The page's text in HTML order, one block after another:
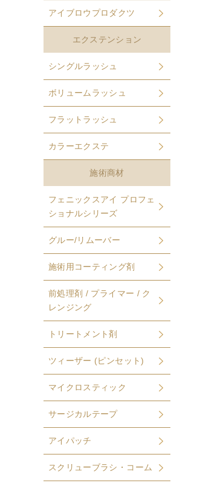
アイブロウプロダクツ
エクステンション
シングルラッシュ
ボリュームラッシュ
フラットラッシュ
カラーエクステ
施術商材
フェニックスアイ プロフェ
ショナルシリーズ
グルー/リムーバー
施術用コーティング剤
前処理剤 / プライマー / ク
レンジング
トリートメント剤
ツィーザー (ピンセット)
マイクロスティック
サージカルテープ
アイパッチ
スクリューブラシ・コーム